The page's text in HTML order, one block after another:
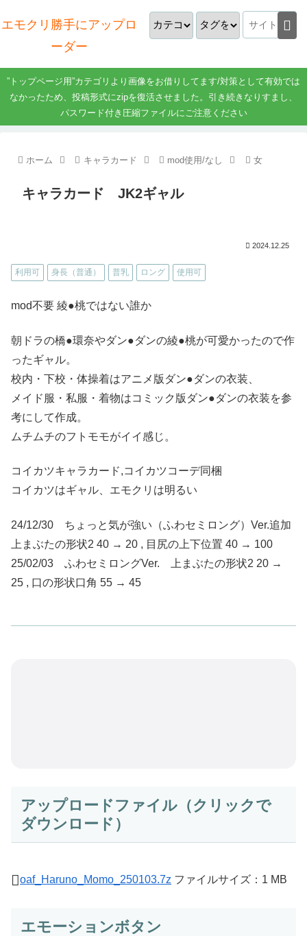
エモクリ勝手にアップロ
ーダー
”トップページ用”カテゴリより画像をお借りしてます/対策として有効では
なかったため、投稿形式にzipを復活させました。引き続きなりすまし、
パスワード付き圧縮ファイルにご注意ください
ホーム キャラカード mod使用/なし 女
キャラカード JK2ギャル
2024.12.25
利用可 身長（普通） 普乳 ロング 使用可
mod不要 綾●桃ではない誰か
朝ドラの橋●環奈やダン●ダンの綾●桃が可愛かったので作
ったギャル。
校内・下校・体操着はアニメ版ダン●ダンの衣装、
メイド服・私服・着物はコミック版ダン●ダンの衣装を参
考にして作成。
ムチムチのフトモモがイイ感じ。
コイカツキャラカード,コイカツコーデ同梱
コイカツはギャル、エモクリは明るい
24/12/30 ちょっと気が強い（ふわセミロング）Ver.追加
上まぶたの形状2 40 → 20 , 目尻の上下位置 40 → 100
25/02/03 ふわセミロングVer. 上まぶたの形状2 20 →
25 , 口の形状口角 55 → 45
アップロードファイル（クリックで
ダウンロード）
oaf_Haruno_Momo_250103.7z ファイルサイズ：1 MB
エモーションボタン